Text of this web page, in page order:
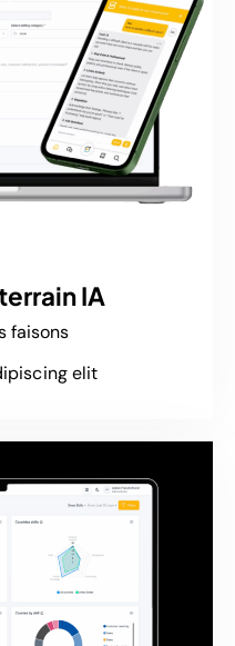
IA
faisons
elit